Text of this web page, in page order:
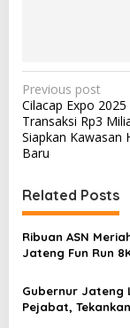
P
o
s
t
n
a
v
i
g
a
Previous post
Cilacap Expo
Transaksi Rp3
Siapkan Kawasan
Baru
Related Posts
Ribuan ASN
Jateng Fun Run
Jawa Tengah
Gubernur Jateng
Pejabat, Tekankan